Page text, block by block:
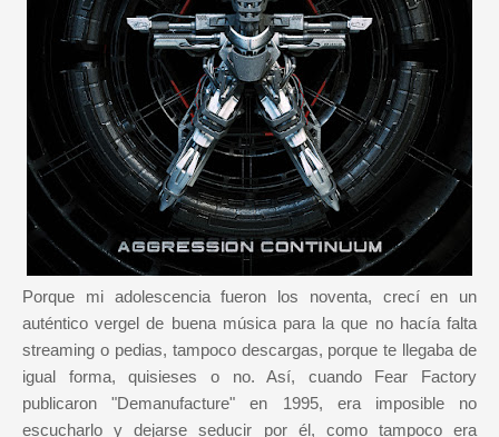
Porque mi adolescencia fueron los noventa, crecí en un
auténtico vergel de buena música para la que no hacía falta
streaming o pedias, tampoco descargas, porque te llegaba de
igual forma, quisieses o no. Así, cuando Fear Factory
publicaron "Demanufacture" en 1995, era imposible no
escucharlo y dejarse seducir por él, como tampoco era